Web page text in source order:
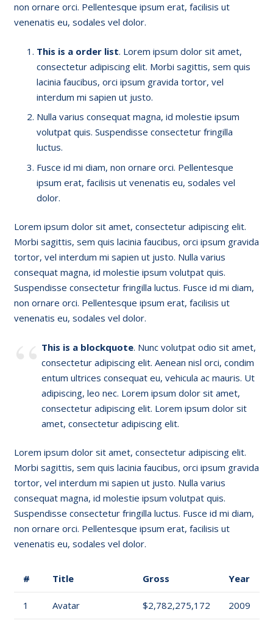
non ornare orci. Pellentesque ipsum erat, facilisis ut
venenatis eu, sodales vel dolor.
This is a order list. Lorem ipsum dolor sit amet,
consectetur adipiscing elit. Morbi sagittis, sem quis
lacinia faucibus, orci ipsum gravida tortor, vel
interdum mi sapien ut justo.
Nulla varius consequat magna, id molestie ipsum
volutpat quis. Suspendisse consectetur fringilla
luctus.
Fusce id mi diam, non ornare orci. Pellentesque
ipsum erat, facilisis ut venenatis eu, sodales vel
dolor.
Lorem ipsum dolor sit amet, consectetur adipiscing elit.
Morbi sagittis, sem quis lacinia faucibus, orci ipsum gravida
tortor, vel interdum mi sapien ut justo. Nulla varius
consequat magna, id molestie ipsum volutpat quis.
Suspendisse consectetur fringilla luctus. Fusce id mi diam,
non ornare orci. Pellentesque ipsum erat, facilisis ut
venenatis eu, sodales vel dolor.
This is a blockquote. Nunc volutpat odio sit amet,
consectetur adipiscing elit. Aenean nisl orci, condim
entum ultrices consequat eu, vehicula ac mauris. Ut
adipiscing, leo nec. Lorem ipsum dolor sit amet,
consectetur adipiscing elit. Lorem ipsum dolor sit
amet, consectetur adipiscing elit.
Lorem ipsum dolor sit amet, consectetur adipiscing elit.
Morbi sagittis, sem quis lacinia faucibus, orci ipsum gravida
tortor, vel interdum mi sapien ut justo. Nulla varius
consequat magna, id molestie ipsum volutpat quis.
Suspendisse consectetur fringilla luctus. Fusce id mi diam,
non ornare orci. Pellentesque ipsum erat, facilisis ut
venenatis eu, sodales vel dolor.
# Title Gross Year
1 Avatar $2,782,275,172 2009